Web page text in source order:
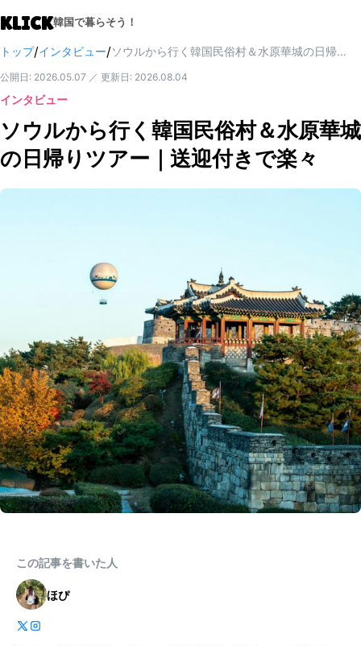
KLICK韓国で暮らそう！
トップ/インタビュー/ ソウルから行く韓国民俗村＆水原華城の日帰りツアー｜送迎付きで楽々
公開日 : 2026.05.07 ／ 更新日 : 2026.08.04
インタビュー
ソウルから行く韓国民俗村＆水原華城
の日帰りツアー｜送迎付きで楽々
この記事を書いた人
ほぴ